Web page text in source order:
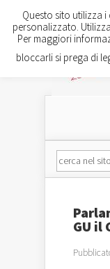
GU il
Questo sito utilizza
personalizzato.
Per maggiori
bloccarli si prega di